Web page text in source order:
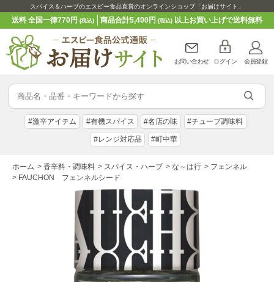
スパイス＆ハーブのエスビー食品直営のオンラインショップ「お届けサイト」
送料 全国一律770円(税込) 商品合計5,400円 (税込)以上お買い上げで送料無料
お問い合わせ ログイン 会員登録
#激辛アイテム #有機スパイス #名店の味 #チューブ調味料
#レンジ対応品 #町中華
ホーム > 香辛料・調味料 > スパイス・ハーブ > な～は行 > フェンネル
> FAUCHON フェンネルシード